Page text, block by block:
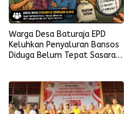
Warga Desa Baturaja EPD
Keluhkan Penyaluran Bansos
Diduga Belum Tepat Sasaran,